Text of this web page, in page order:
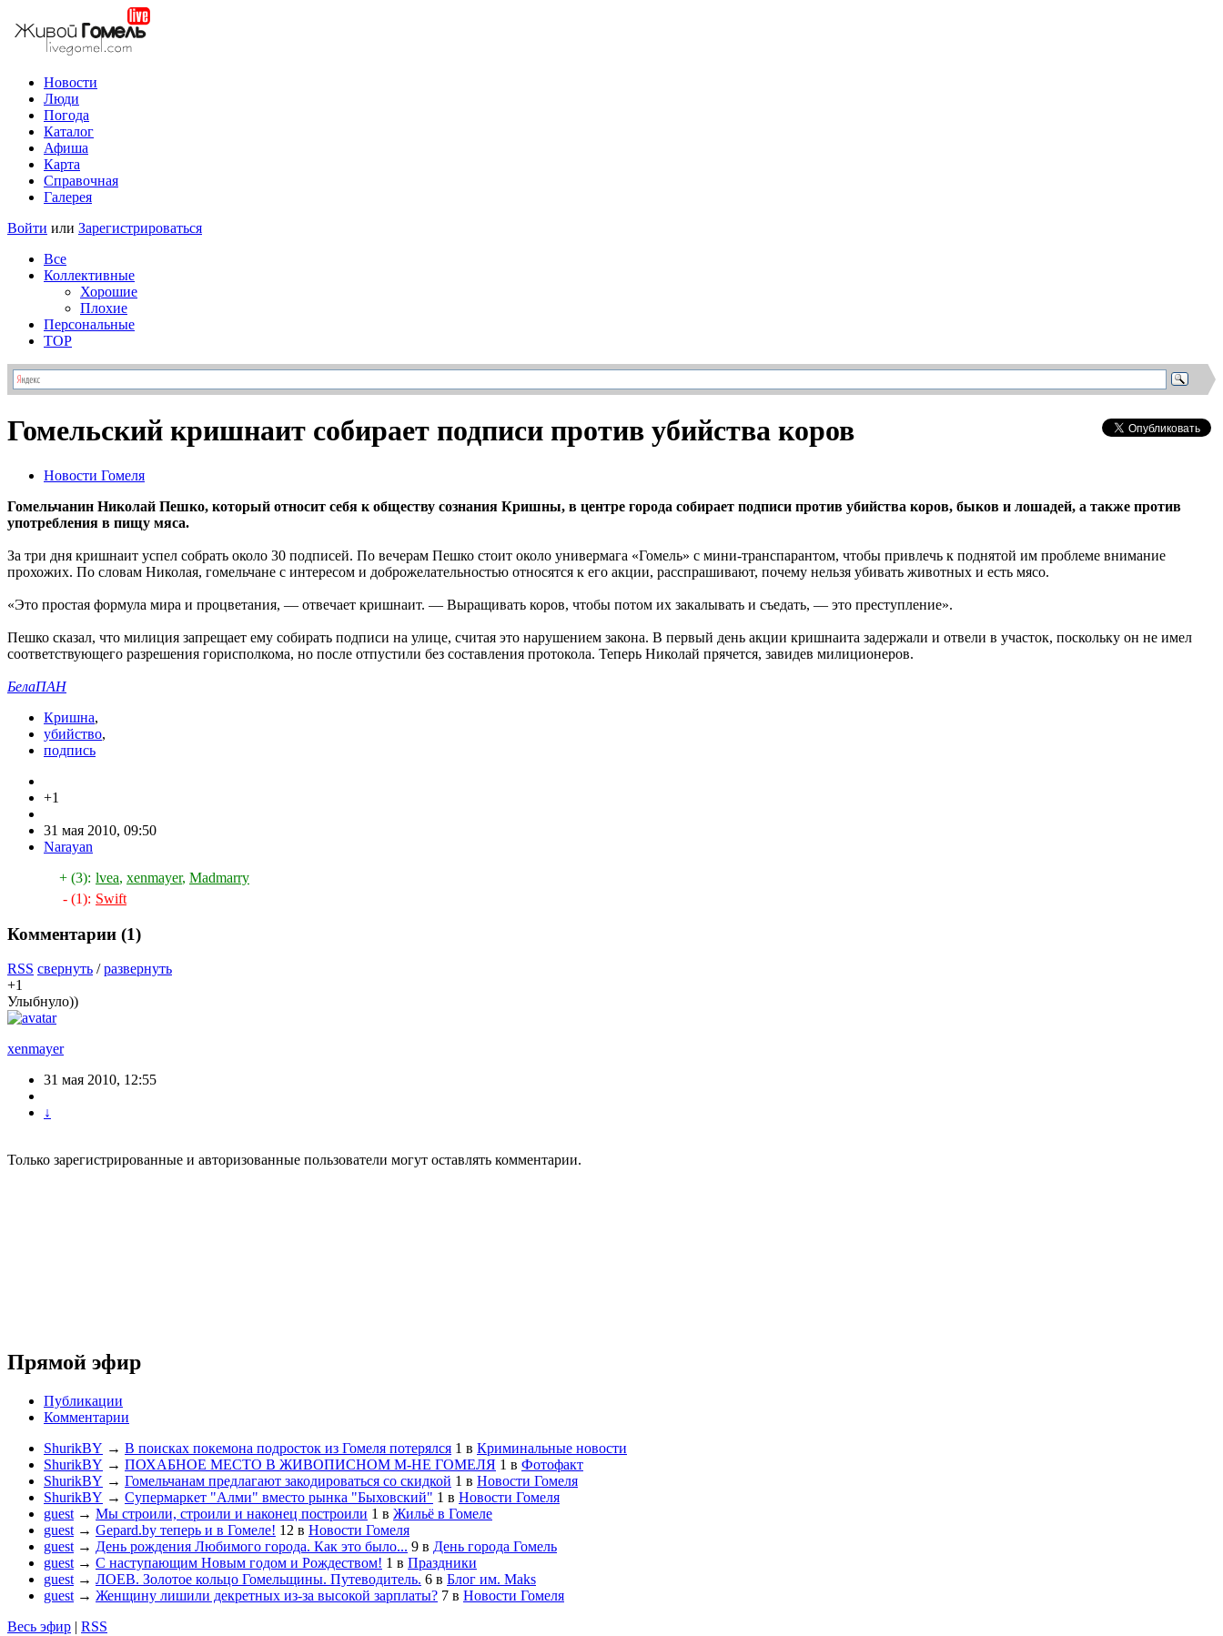
Новости
Люди
Погода
Каталог
Афиша
Карта
Справочная
Галерея
Войти или Зарегистрироваться
Все
Коллективные
Хорошие
Плохие
Персональные
TOP
Гомельский кришнаит собирает подписи против убийства коров
Новости Гомеля
Гомельчанин Николай Пешко, который относит себя к обществу сознания Кришны, в центре города собирает подписи против убийства коров, быков и лошадей, а также против
употребления в пищу мяса.
За три дня кришнаит успел собрать около 30 подписей. По вечерам Пешко стоит около универмага «Гомель» с мини-транспарантом, чтобы привлечь к поднятой им проблеме внимание
прохожих. По словам Николая, гомельчане с интересом и доброжелательностью относятся к его акции, расспрашивают, почему нельзя убивать животных и есть мясо.
«Это простая формула мира и процветания, — отвечает кришнаит. — Выращивать коров, чтобы потом их закалывать и съедать, — это преступление».
Пешко сказал, что милиция запрещает ему собирать подписи на улице, считая это нарушением закона. В первый день акции кришнаита задержали и отвели в участок, поскольку он не имел
соответствующего разрешения горисполкома, но после отпустили без составления протокола. Теперь Николай прячется, завидев милиционеров.
БелаПАН
Кришна,
убийство,
подпись
+1
31 мая 2010, 09:50
Narayan
+ (3): lvea, xenmayer, Madmarry
- (1): Swift
Комментарии (1)
RSS свернуть /развернуть
+1
Улыбнуло))
xenmayer
31 мая 2010, 12:55
↓
Только зарегистрированные и авторизованные пользователи могут оставлять комментарии.
Прямой эфир
Публикации
Комментарии
ShurikBY → В поисках покемона подросток из Гомеля потерялся 1 в Криминальные новости
ShurikBY → ПОХАБНОЕ МЕСТО В ЖИВОПИСНОМ М-НЕ ГОМЕЛЯ 1 в Фотофакт
ShurikBY → Гомельчанам предлагают закодироваться со скидкой 1 в Новости Гомеля
ShurikBY → Супермаркет "Алми" вместо рынка "Быховский" 1 в Новости Гомеля
guest → Мы строили, строили и наконец построили 1 в Жильё в Гомеле
guest → Gepard.by теперь и в Гомеле! 12 в Новости Гомеля
guest → День рождения Любимого города. Как это было... 9 в День города Гомель
guest → С наступающим Новым годом и Рождеством! 1 в Праздники
guest → ЛОЕВ. Золотое кольцо Гомельщины. Путеводитель. 6 в Блог им. Maks
guest → Женщину лишили декретных из-за высокой зарплаты? 7 в Новости Гомеля
Весь эфир | RSS